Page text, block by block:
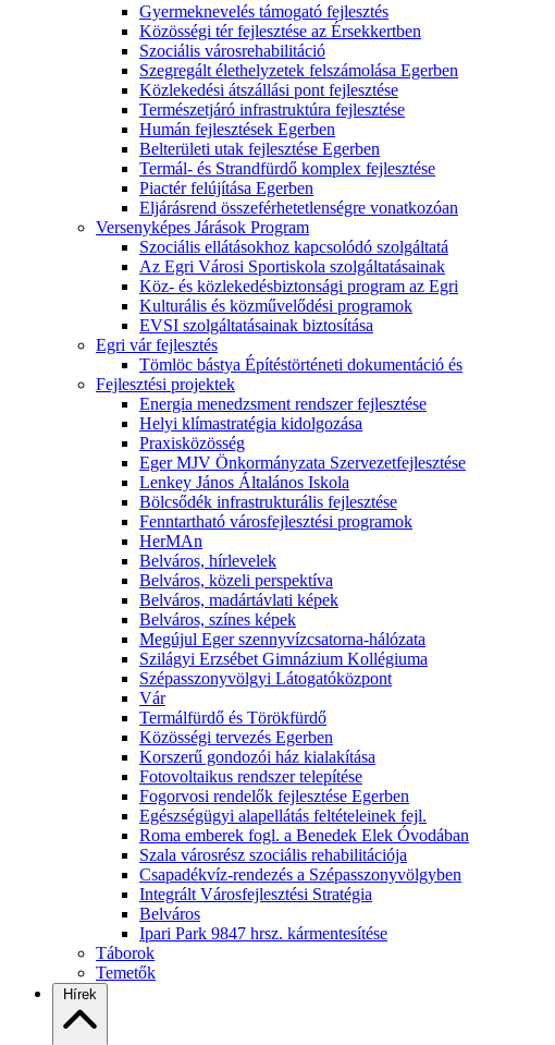
Gyermeknevelés támogató fejlesztés
Közösségi tér fejlesztése az Érsekkertben
Szociális városrehabilitáció
Szegregált élethelyzetek felszámolása Egerben
Közlekedési átszállási pont fejlesztése
Természetjáró infrastruktúra fejlesztése
Humán fejlesztések Egerben
Belterületi utak fejlesztése Egerben
Termál- és Strandfürdő komplex fejlesztése
Piactér felújítása Egerben
Eljárásrend összeférhetetlenségre vonatkozóan
Versenyképes Járások Program
Szociális ellátásokhoz kapcsolódó szolgáltatá
Az Egri Városi Sportiskola szolgáltatásainak
Köz- és közlekedésbiztonsági program az Egri
Kulturális és közművelődési programok
EVSI szolgáltatásainak biztosítása
Egri vár fejlesztés
Tömlöc bástya Építéstörténeti dokumentáció és
Fejlesztési projektek
Energia menedzsment rendszer fejlesztése
Helyi klímastratégia kidolgozása
Praxisközösség
Eger MJV Önkormányzata Szervezetfejlesztése
Lenkey János Általános Iskola
Bölcsődék infrastrukturális fejlesztése
Fenntartható városfejlesztési programok
HerMAn
Belváros, hírlevelek
Belváros, közeli perspektíva
Belváros, madártávlati képek
Belváros, színes képek
Megújul Eger szennyvízcsatorna-hálózata
Szilágyi Erzsébet Gimnázium Kollégiuma
Szépasszonyvölgyi Látogatóközpont
Vár
Termálfürdő és Törökfürdő
Közösségi tervezés Egerben
Korszerű gondozói ház kialakítása
Fotovoltaikus rendszer telepítése
Fogorvosi rendelők fejlesztése Egerben
Egészségügyi alapellátás feltételeinek fejl.
Roma emberek fogl. a Benedek Elek Óvodában
Szala városrész szociális rehabilitációja
Csapadékvíz-rendezés a Szépasszonyvölgyben
Integrált Városfejlesztési Stratégia
Belváros
Ipari Park 9847 hrsz. kármentesítése
Táborok
Temetők
Hírek